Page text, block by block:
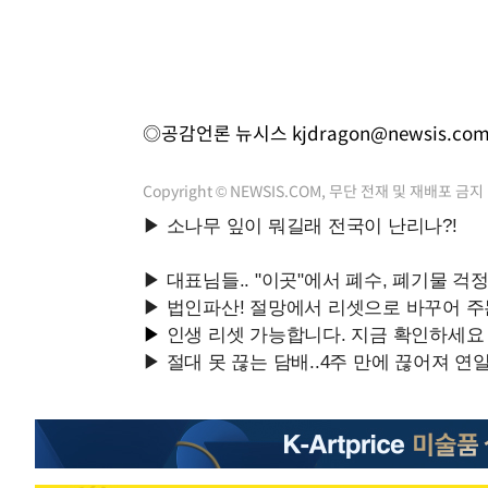
◎공감언론 뉴시스
Copyright © NEWSIS.COM, 무단 전재 및 재배포 금지